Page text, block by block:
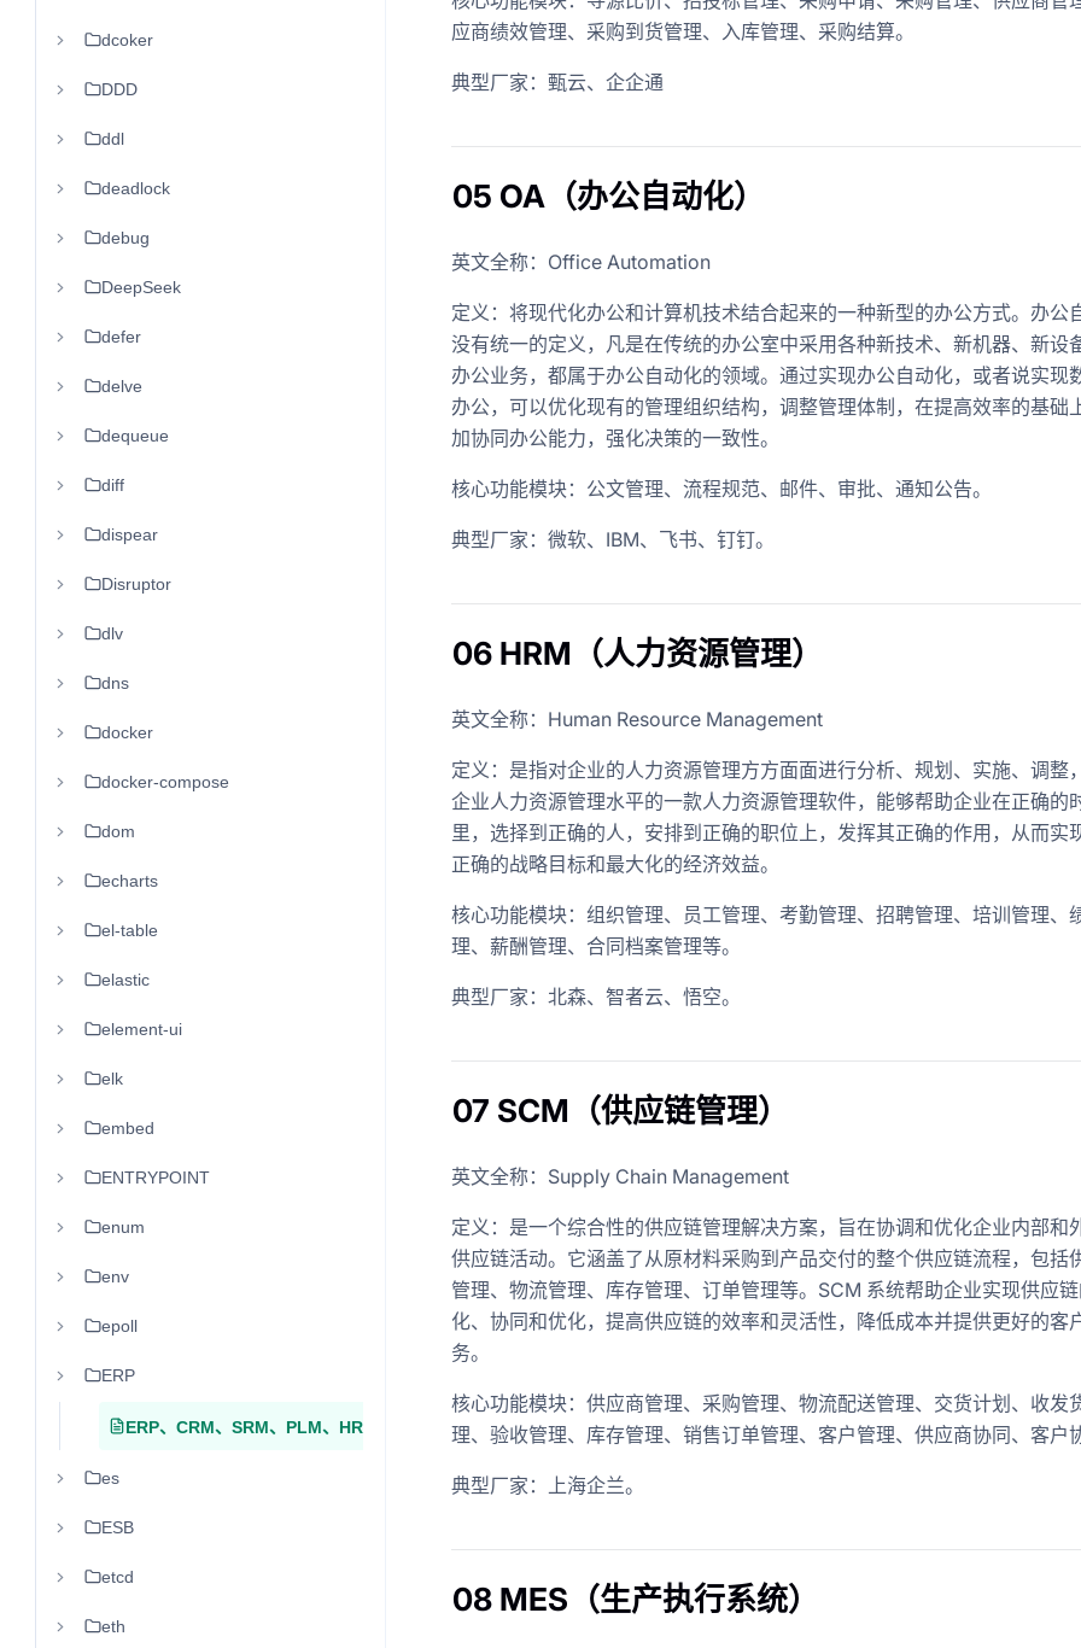
dcoker
DDD
ddl
deadlock
debug
DeepSeek
defer
delve
dequeue
diff
dispear
Disruptor
dlv
dns
docker
docker-compose
dom
echarts
el-table
elastic
element-ui
elk
embed
ENTRYPOINT
enum
env
epoll
ERP
ERP、CRM、SRM、PLM、HRM、OA、FOL
es
ESB
etcd
eth
应商绩效管理、采购到货管理、入库管理、采购结算。
典型厂家：甄云、企企通
05 OA（办公自动化）
英文全称：Office Automation
定义：将现代化办公和计算机技术结合起来的一种新型的办公方式。办公
没有统一的定义，凡是在传统的办公室中采用各种新技术、新机器、新设
办公业务，都属于办公自动化的领域。通过实现办公自动化，或者说实现
办公，可以优化现有的管理组织结构，调整管理体制，在提高效率的基础
加协同办公能力，强化决策的一致性。
核心功能模块：公文管理、流程规范、邮件、审批、通知公告。
典型厂家：微软、IBM、飞书、钉钉。
06 HRM（人力资源管理）
英文全称：Human Resource Management
定义：是指对企业的人力资源管理方方面面进行分析、规划、实施、调整
企业人力资源管理水平的一款人力资源管理软件，能够帮助企业在正确的
里，选择到正确的人，安排到正确的职位上，发挥其正确的作用，从而实
正确的战略目标和最大化的经济效益。
核心功能模块：组织管理、员工管理、考勤管理、招聘管理、培训管理、
理、薪酬管理、合同档案管理等。
典型厂家：北森、智者云、悟空。
07 SCM（供应链管理）
英文全称：Supply Chain Management
定义：是一个综合性的供应链管理解决方案，旨在协调和优化企业内部和
供应链活动。它涵盖了从原材料采购到产品交付的整个供应链流程，包括
管理、物流管理、库存管理、订单管理等。SCM 系统帮助企业实现供应
化、协同和优化，提高供应链的效率和灵活性，降低成本并提供更好的客
务。
核心功能模块：供应商管理、采购管理、物流配送管理、交货计划、收发
理、验收管理、库存管理、销售订单管理、客户管理、供应商协同、客户
典型厂家：上海企兰。
08 MES（生产执行系统）